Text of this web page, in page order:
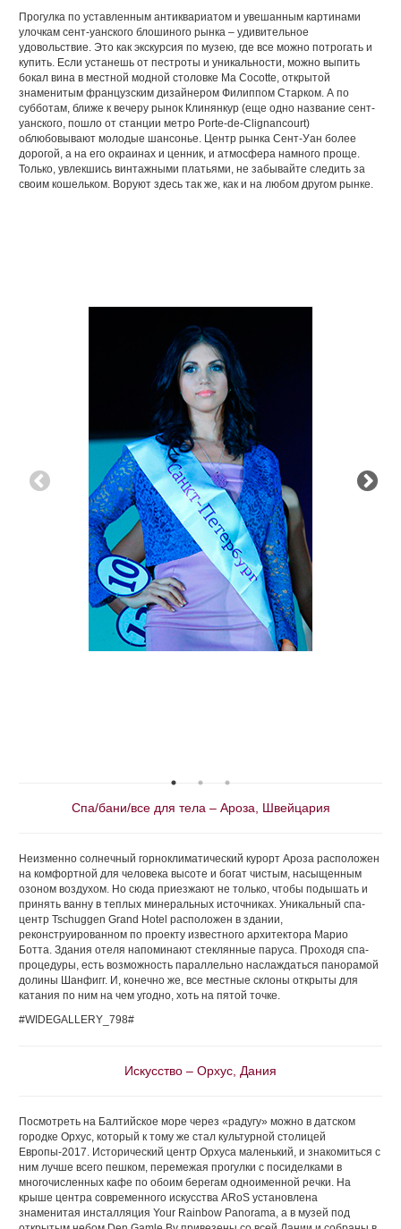
Прогулка по уставленным антиквариатом и увешанным картинами
улочкам сент-уанского блошиного рынка – удивительное
удовольствие. Это как экскурсия по музею, где все можно потрогать и
купить. Если устанешь от пестроты и уникальности, можно выпить
бокал вина в местной модной столовке Ma Cocotte, открытой
знаменитым французским дизайнером Филиппом Старком. А по
субботам, ближе к вечеру рынок Клинянкур (еще одно название сент-
уанского, пошло от станции метро Porte-de-Clignancourt)
облюбовывают молодые шансонье. Центр рынка Сент-Уан более
дорогой, а на его окраинах и ценник, и атмосфера намного проще.
Только, увлекшись винтажными платьями, не забывайте следить за
своим кошельком. Воруют здесь так же, как и на любом другом рынке.
Спа/бани/все для тела – Ароза, Швейцария
Неизменно солнечный горноклиматический курорт Ароза расположен
на комфортной для человека высоте и богат чистым, насыщенным
озоном воздухом. Но сюда приезжают не только, чтобы подышать и
принять ванну в теплых минеральных источниках. Уникальный спа-
центр Tschuggen Grand Hotel расположен в здании,
реконструированном по проекту известного архитектора Марио
Ботта. Здания отеля напоминают стеклянные паруса. Проходя спа-
процедуры, есть возможность параллельно наслаждаться панорамой
долины Шанфигг. И, конечно же, все местные склоны открыты для
катания по ним на чем угодно, хоть на пятой точке.
#WIDEGALLERY_798#
Искусство – Орхус, Дания
Посмотреть на Балтийское море через «радугу» можно в датском
городке Орхус, который к тому же стал культурной столицей
Европы-2017. Исторический центр Орхуса маленький, и знакомиться с
ним лучше всего пешком, перемежая прогулки с посиделками в
многочисленных кафе по обоим берегам одноименной речки. На
крыше центра современного искусства ARoS установлена
знаменитая инсталляция Your Rainbow Panorama, а в музей под